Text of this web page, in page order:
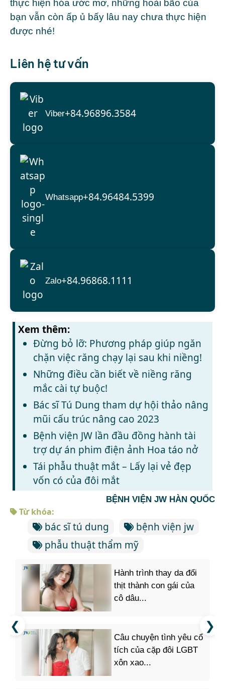
thực hiện hóa ước mơ, những hoài bão của
bạn vẫn còn ấp ủ bấy lâu nay chưa thực hiện
được nhé!
Liên hệ tư vấn
Viber+84.96896.3584
Whatsapp+84.96484.5399
Zalo+84.96868.1111
Xem thêm:
Đừng bỏ lỡ: Phương pháp giúp ngăn
chặn việc răng chạy lại sau khi niềng!
Những điều cần biết về niềng răng
mắc cài tự buộc!
Bác sĩ Tú Dung tham dự hội thảo nâng
mũi cấu trúc nâng cao 2023
Bệnh viện JW lần đầu đồng hành tài
trợ dự án phim điện ảnh Hoa táo nở
Tái phẫu thuật mắt – Lấy lại vẻ đẹp
vốn có của đôi mắt
BỆNH VIỆN JW HÀN QUỐC
Từ khóa:
bác sĩ tú dung
bệnh viện jw
phẫu thuật thẩm mỹ
Hành trình thay da đổi
thịt thành con gái của
cô dâu...
Câu chuyện tình yêu cổ
tích của cặp đôi LGBT
xôn xao...